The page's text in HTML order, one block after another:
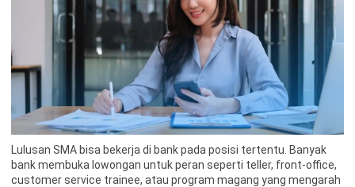
Lulusan SMA bisa bekerja di bank pada posisi tertentu. Banyak
bank membuka lowongan untuk peran seperti teller, front-office,
customer service trainee, atau program magang yang mengarah